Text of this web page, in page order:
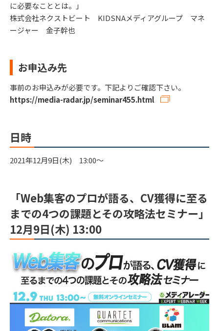
に必要なこととは。」
株式会社ネクストビート KIDSNAメディアグループ マネ
ージャー 金子幹也
お申込み先
事前のお申込みが必要です。下記よりご確認下さい。
https://media-radar.jp/seminar455.html
日時
2021年12月9日(木) 13:00～
「Web集客のプロが語る、CV獲得に至る
までの4つの課題とその攻略法セミナー」
12月9日(木) 13:00